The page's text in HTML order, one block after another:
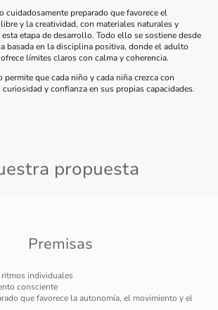
cuidadosamente preparado que favorece el
y la creatividad, con materiales naturales y
etapa de desarrollo. Todo ello se sostiene desde
basada en la disciplina positiva, donde el adulto
límites claros con calma y coherencia.
permite que cada niño y cada niña crezca con
y confianza en sus propias capacidades.
propuesta
Premisas
individuales
consciente
que favorece la autonomía, el movimiento y el